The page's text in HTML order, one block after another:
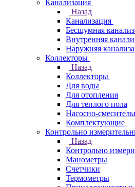
Канализация
Назад
Канализация
Бесшумная
Внутренняя
Наружняя
Коллекторы
Назад
Коллекторы
Для воды
Для отопления
Для теплого пола
Насосно-
Комплектующие
Контрольно
Назад
Контрольно
Манометры
Счетчики
Термометры